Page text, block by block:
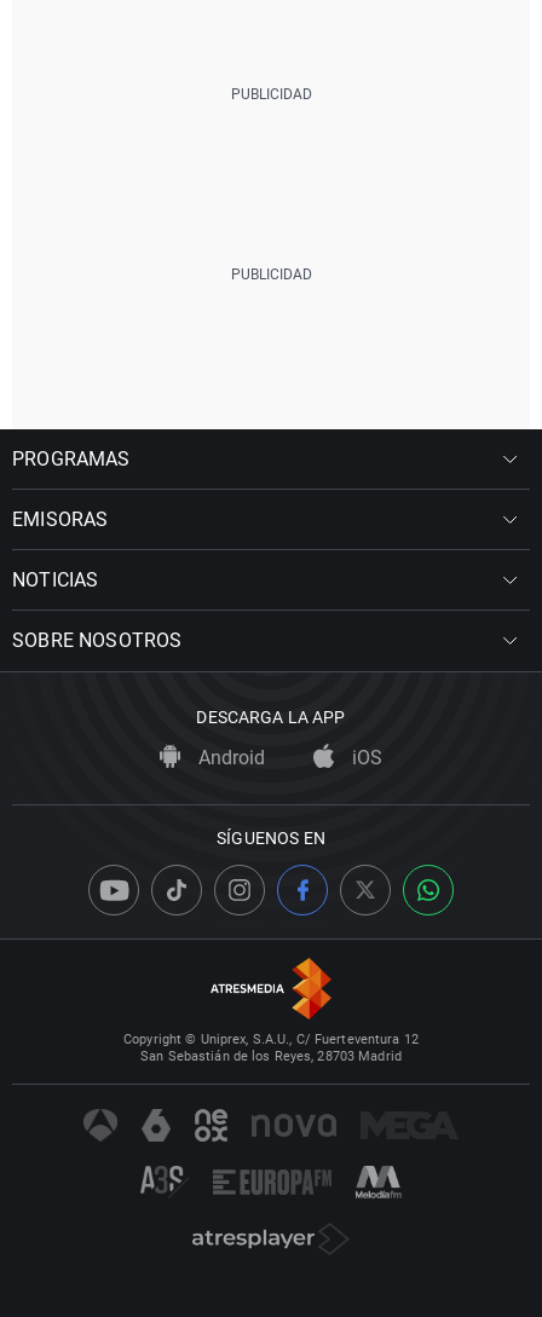
PROGRAMAS
EMISORAS
NOTICIAS
SOBRE NOSOTROS
DESCARGA LA APP
Android iOS
SÍGUENOS EN
Copyright © Uniprex, S.A.U., C/ Fuerteventura 12
San Sebastián de los Reyes, 28703 Madrid